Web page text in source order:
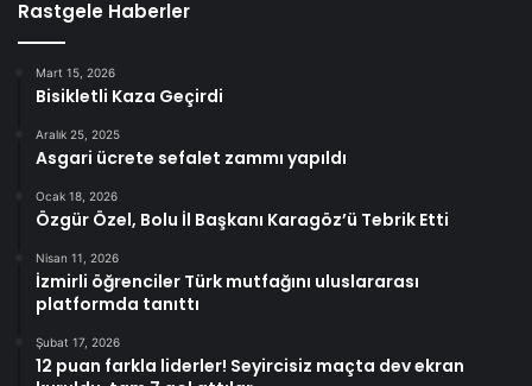
Rastgele Haberler
Mart 15, 2026
Bisikletli Kaza Geçirdi
Aralık 25, 2025
Asgari ücrete sefalet zammı yapıldı
Ocak 18, 2026
Özgür Özel, Bolu İl Başkanı Karagöz’ü Tebrik Etti
Nisan 11, 2026
İzmirli öğrenciler Türk mutfağını uluslararası
platformda tanıttı
Şubat 17, 2026
12 puan farkla liderler! Seyircisiz maçta dev ekran